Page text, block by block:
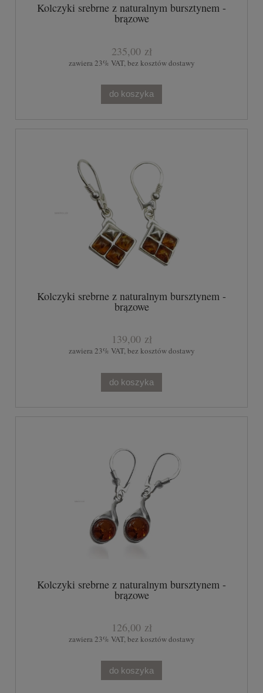
Kolczyki srebrne z naturalnym bursztynem -
brązowe
235,00 zł
zawiera 23% VAT, bez kosztów dostawy
do koszyka
Kolczyki srebrne z naturalnym bursztynem -
brązowe
139,00 zł
zawiera 23% VAT, bez kosztów dostawy
do koszyka
Kolczyki srebrne z naturalnym bursztynem -
brązowe
126,00 zł
zawiera 23% VAT, bez kosztów dostawy
do koszyka